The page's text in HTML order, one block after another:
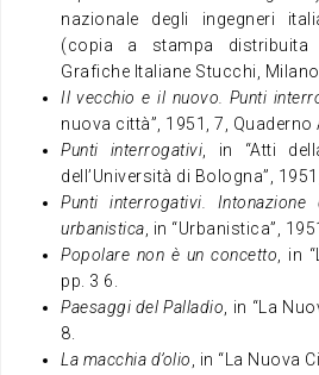
nazionale degli ingegneri
(copia a stampa distribuita
Grafiche Italiane Stucchi,
Il vecchio e il nuovo. Punti
nuova città”, 1951, 7, Quaderno
Punti interrogativi, in “Atti
dell’Università di Bologna”,
Punti interrogativi. Intonazione
urbanistica, in “Urbanistica”,
Popolare non è un concetto, in
pp. 3 6.
Paesaggi del Palladio, in “La
8.
La macchia d’olio, in “La Nuova